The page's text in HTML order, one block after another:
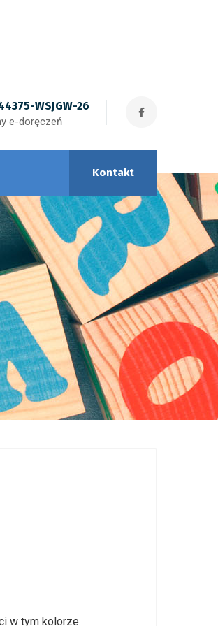
WSJGW-26
e-doręczeń
Kontakt
w tym kolorze.